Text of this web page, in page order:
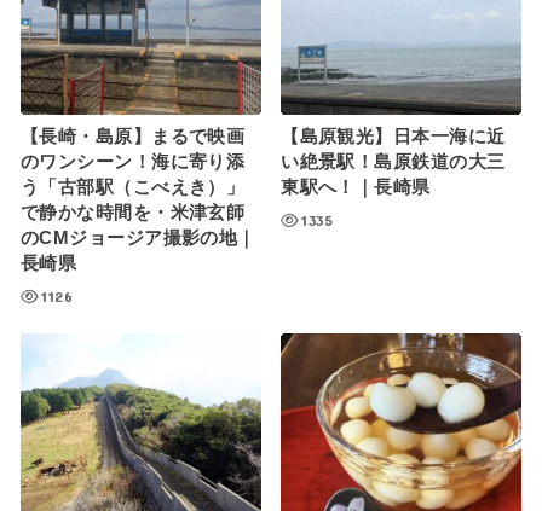
【長崎・島原】まるで映画
のワンシーン！海に寄り添
う「古部駅（こべえき）」
で静かな時間を・米津玄師
のCMジョージア撮影の地｜
長崎県
1126
【島原観光】日本一海に近
い絶景駅！島原鉄道の大三
東駅へ！｜長崎県
1335